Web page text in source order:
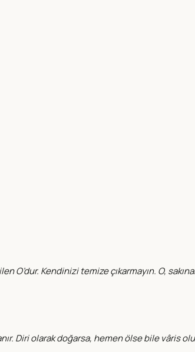
Kendinizi temize çıkarmayın. O,
Diri olarak doğarsa, hemen ölse bile vâris